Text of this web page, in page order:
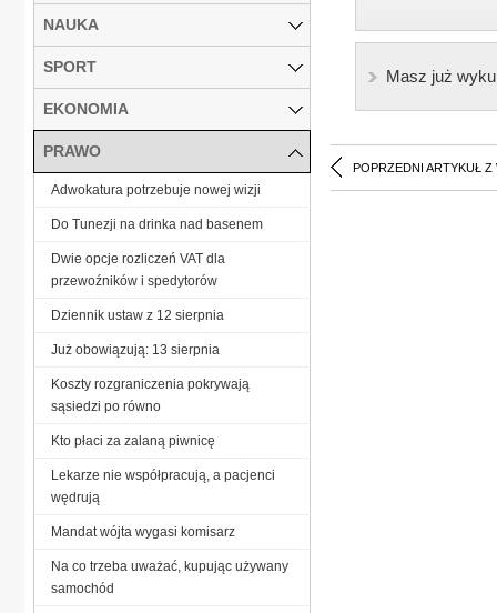
Masz już
POPRZEDNI ARTYKUŁ Z
NAUKA
SPORT
EKONOMIA
PRAWO
Adwokatura potrzebuje nowej wizji
Do Tunezji na drinka nad basenem
Dwie opcje rozliczeń VAT dla
przewoźników i spedytorów
Dziennik ustaw z 12 sierpnia
Już obowiązują: 13 sierpnia
Koszty rozgraniczenia pokrywają
sąsiedzi po równo
Kto płaci za zalaną piwnicę
Lekarze nie współpracują, a pacjenci
wędrują
Mandat wójta wygasi komisarz
Na co trzeba uważać, kupując używany
samochód